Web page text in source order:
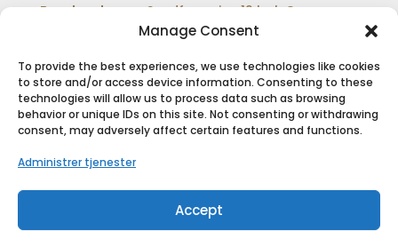
Manage Consent
To provide the best experiences, we use technologies like cookies
to store and/or access device information. Consenting to these
technologies will allow us to process data such as browsing
behavior or unique IDs on this site. Not consenting or withdrawing
consent, may adversely affect certain features and functions.
Administrer tjenester
Accept
Besøksadresse:Sundfærveien 12 bak Coop
extra og Shell bensinstasjon
SIKKER BETALING